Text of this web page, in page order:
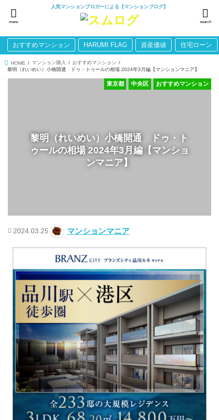
人気マンションブロガーによる【マンションブログ】
search
menu
おすすめマンション HARUMI FLAG 資産価値 住宅ローン
HOME マンション購入
おすすめマンション
黎明（れいめい）小橋開通 ドゥ・トゥールの相場 2024年3月編【マンションマニア】
黎明（れいめい）小橋開通 ドゥ・ト
ゥールの相場 2024年3月編【マンショ
ンマニア】
おすすめマンション
中央区
東京都
2024.03.25 マンションマニア